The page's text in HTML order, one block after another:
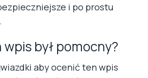
i po prostu
był pomocny?
aby ocenić ten wpis